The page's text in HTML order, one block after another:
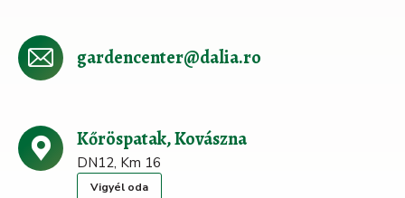
gardencenter@dalia.ro
Kőröspatak, Kovászna
DN12, Km 16
Vigyél oda